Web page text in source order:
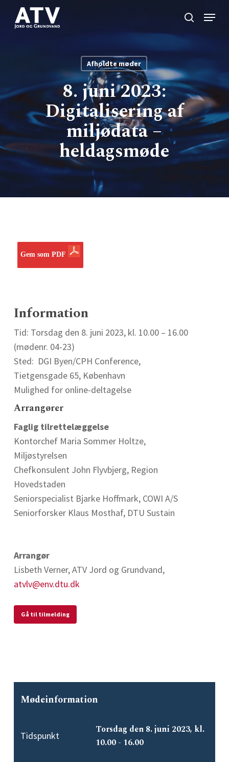
search
Menu
Afholdte møder
8. juni 2023:
Digitalisering af
miljødata –
heldagsmøde
Gem som PDF
Information
Tid: Torsdag den 8. juni 2023, kl. 10.00 – 16.00
(mødenr. 04-23)
Sted: DGI Byen/CPH Conference,
Tietgensgade 65, København
Mulighed for online-deltagelse
Arrangører
Faglig tilrettelæggelse
Kontorchef Maria Sommer Holtze,
Miljøstyrelsen
Chefkonsulent John Flyvbjerg, Region
Hovedstaden
Seniorspecialist Bjarke Hoffmark, COWI A/S
Seniorforsker Klaus Mosthaf, DTU Sustain
Arrangør
Lisbeth Verner, ATV Jord og Grundvand,
atvlv@env.dtu.dk
Gå til tilmelding
Mødeinformation
Tidspunkt
Torsdag den 8. juni 2023, kl.
10.00 - 16.00